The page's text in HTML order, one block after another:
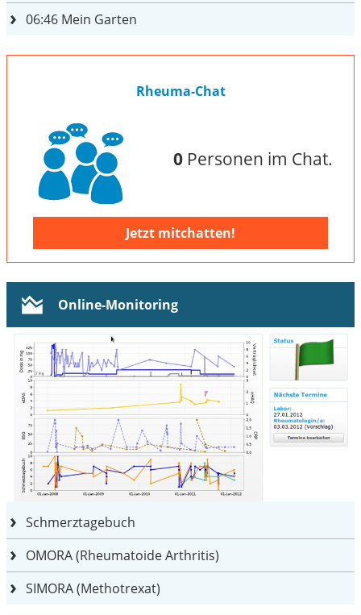
06:46 Mein Garten
Rheuma-Chat
0Personen im Chat.
Jetzt mitchatten!
Online-Monitoring
Schmerztagebuch
OMORA (Rheumatoide Arthritis)
SIMORA (Methotrexat)